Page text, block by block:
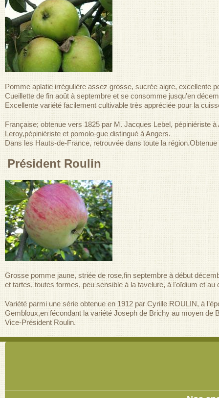
Pomme aplatie irrégulière assez grosse, sucrée aigre, excellente
Cueillette de fin août à septembre et se consomme jusqu'en
Excellente variété facilement cultivable très appréciée pour la
Française; obtenue vers 1825 par M. Jacques Lebel, pépiniériste
Leroy,pépiniériste et pomolo-gue distingué à Angers.
Dans les Hauts-de-France, retrouvée dans toute la
Président Roulin
Grosse pomme jaune, striée de rose,fin septembre à début
et tartes, toutes formes, peu sensible à la tavelure, à l'oïdium et
Variété parmi une série obtenue en 1912 par Cyrille ROULIN, à
Gembloux,en fécondant la variété Joseph de Brichy au moyen
Vice-Président Roulin.